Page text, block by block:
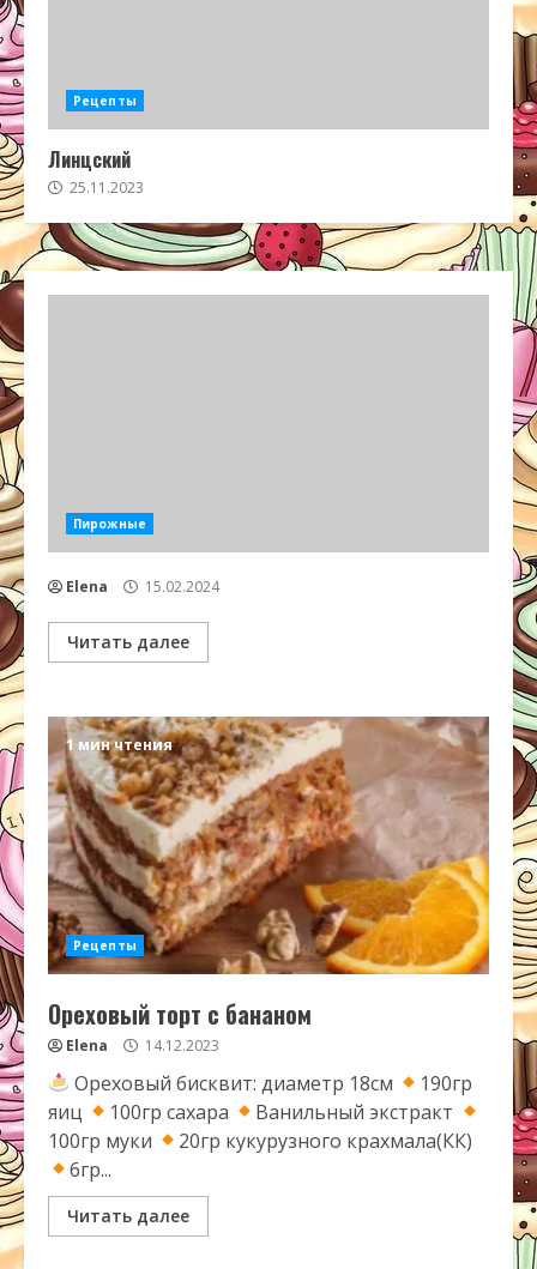
Рецепты
Линцский
25.11.2023
Пирожные
Elena 15.02.2024
Читать далее
1 мин чтения
Рецепты
Ореховый торт с бананом
Elena 14.12.2023
Ореховый бисквит: диаметр 18см
190гр
яиц
100гр сахара
Ванильный экстракт
100гр муки
20гр кукурузного крахмала(КК)
6гр...
Читать далее